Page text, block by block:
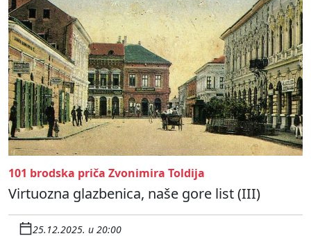
101 brodska priča Zvonimira Toldija
Virtuozna glazbenica, naše gore list (III)
25.12.2025. u 20:00